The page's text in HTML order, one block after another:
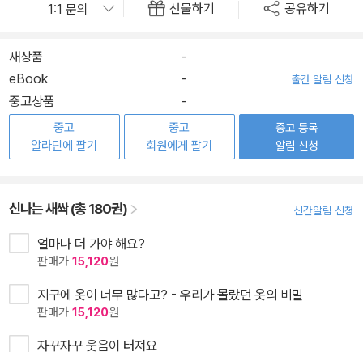
선물하기 공유하기
새상품
-
eBook
- 출간 알림 신청
중고상품 -
중고
알라딘에 팔기
중고
회원에게 팔기
중고 등록
알림 신청
신나는 새싹 (총 180권) 신간알림 신청
얼마나 더 가야 해요?
판매가 15,120원
지구에 옷이 너무 많다고? - 우리가 몰랐던 옷의 비밀
판매가 15,120원
자꾸자꾸 웃음이 터져요